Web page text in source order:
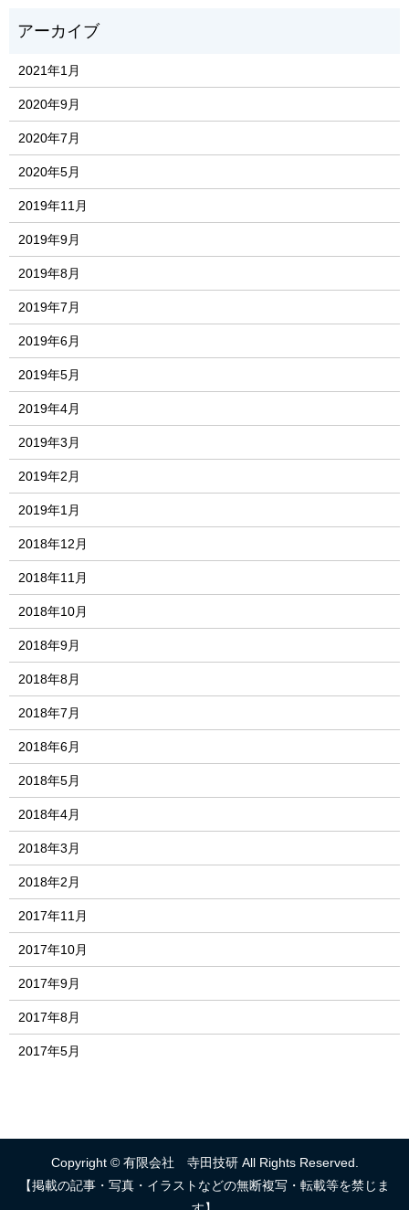
2021年1月
2020年9月
2020年7月
2020年5月
2019年11月
2019年9月
2019年8月
2019年7月
2019年6月
2019年5月
2019年4月
2019年3月
2019年2月
2019年1月
2018年12月
2018年11月
2018年10月
2018年9月
2018年8月
2018年7月
2018年6月
2018年5月
2018年4月
2018年3月
2018年2月
2017年11月
2017年10月
2017年9月
2017年8月
2017年5月
Copyright © 有限会社 寺田技研 All Rights Reserved.
【掲載の記事・写真・イラストなどの無断複写・転載等を禁じま